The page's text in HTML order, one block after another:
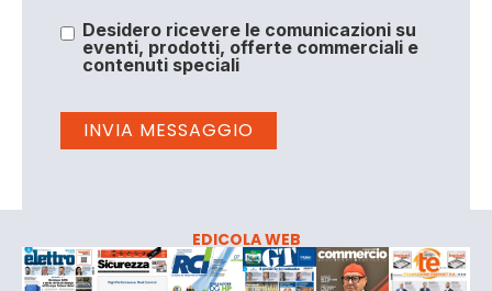
Desidero ricevere le comunicazioni su
eventi, prodotti, offerte commerciali e
contenuti speciali
EDICOLA WEB